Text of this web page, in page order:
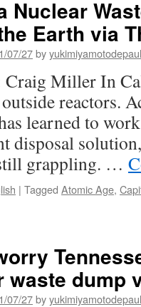
Nuclear
Earth via
07/27byyukimiyamotodepaul
Craig Miller In
reactors.
learned to
disposal
grappling. …
| Tagged Atomic Age,
waste dump
07/27byyukimiyamotodepaul